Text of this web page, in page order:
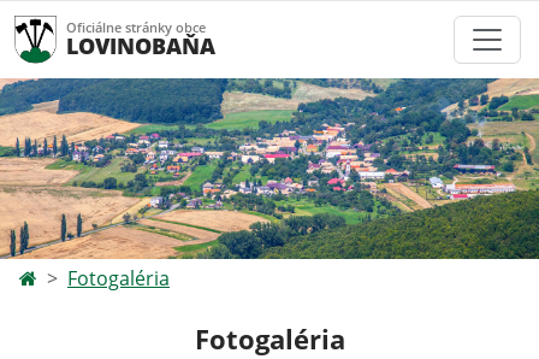
Oficiálne stránky obce
LOVINOBAŇA
Fotogaléria
Fotogaléria